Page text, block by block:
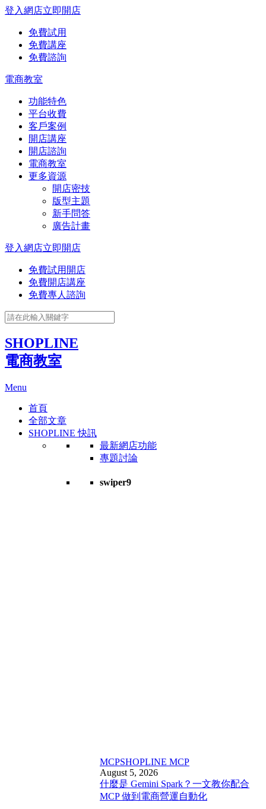
登入網店立即開店
免費試用
免費講座
免費諮詢
電商教室
功能特色
平台收費
客戶案例
開店講座
開店諮詢
電商教室
更多資源
開店密技
版型主題
新手問答
廣告計畫
登入網店立即開店
免費試用開店
免費開店講座
免費專人諮詢
SHOPLINE
電商教室
Menu
首頁
全部文章
SHOPLINE 快訊
最新網店功能
專題討論
swiper9
MCPSHOPLINE MCP
August 5, 2026
什麼是 Gemini Spark？一文教你配合
MCP 做到電商營運自動化